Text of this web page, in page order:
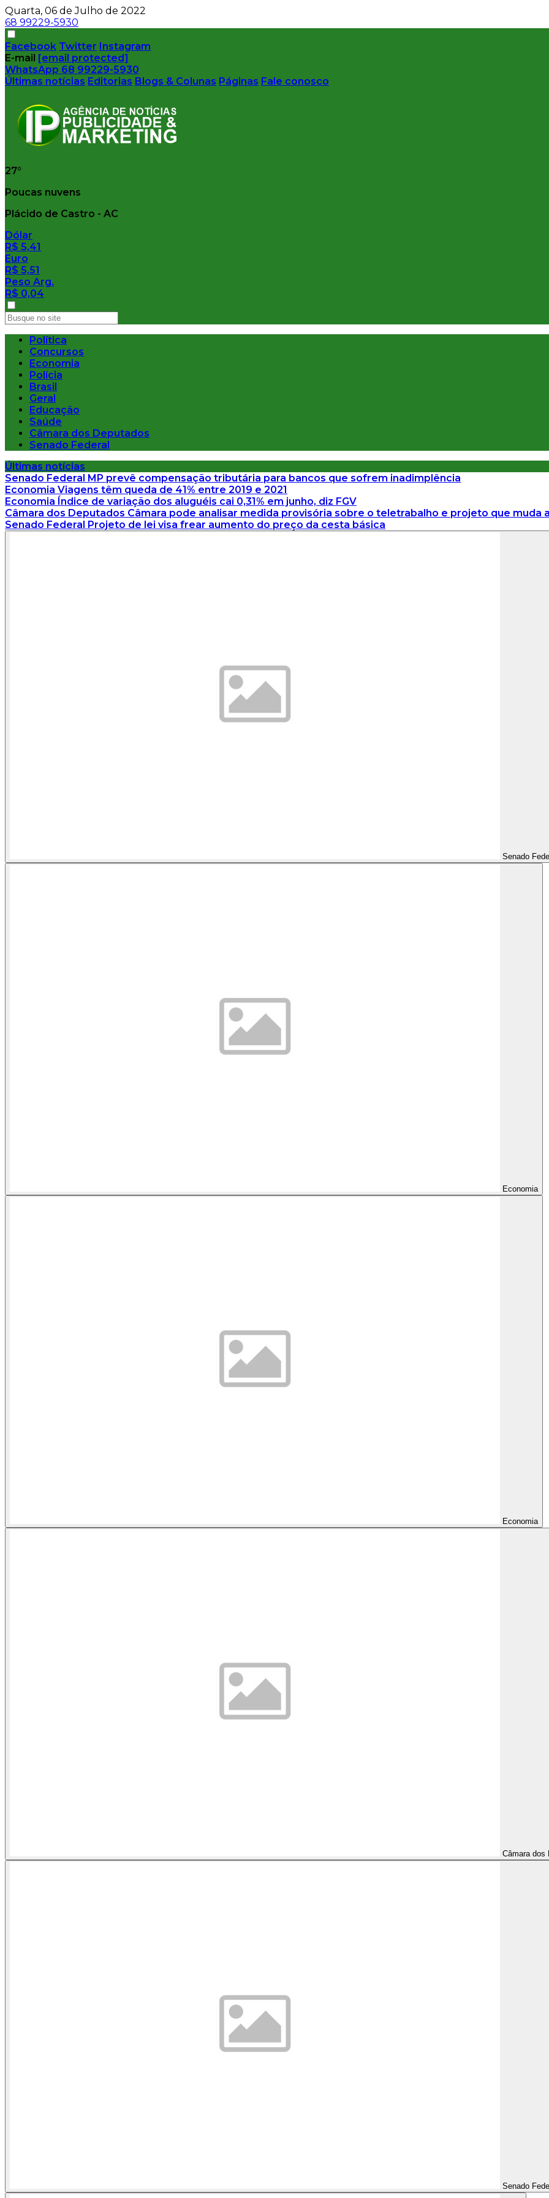
Quarta, 06 de Julho de 2022
68 99229-5930
Facebook Twitter Instagram
E-mail [email protected]
WhatsApp 68 99229-5930
Últimas notícias Editorias Blogs & Colunas Páginas Fale conosco
27°
Poucas nuvens
Plácido de Castro - AC
Dólar
R$ 5,41
Euro
R$ 5,51
Peso Arg.
R$ 0,04
Política
Concursos
Economia
Polícia
Brasil
Geral
Educação
Saúde
Câmara dos Deputados
Senado Federal
Últimas notícias
Senado Federal MP prevê compensação tributária para bancos que sofrem inadimplência
Economia Viagens têm queda de 41% entre 2019 e 2021
Economia Índice de variação dos aluguéis cai 0,31% em junho, diz FGV
Câmara dos Deputados Câmara pode analisar medida provisória sobre o teletrabalho e projeto que muda
Senado Federal Projeto de lei visa frear aumento do preço da cesta básica
Senado
Economia
Economia
Câmara dos
Senado